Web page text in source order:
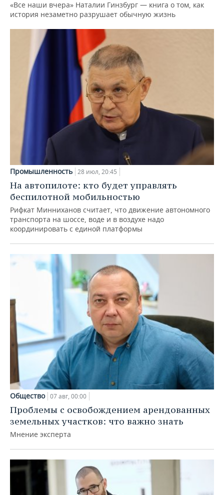
«Все наши вчера» Наталии Гинзбург — книга о том, как
история незаметно разрушает обычную жизнь
Промышленность 28 июл, 20:45
На автопилоте: кто будет управлять
беспилотной мобильностью
Рифкат Минниханов считает, что движение автономного
транспорта на шоссе, воде и в воздухе надо
координировать с единой платформы
Общество 07 авг, 00:00
Проблемы с освобождением арендованных
земельных участков: что важно знать
Мнение эксперта